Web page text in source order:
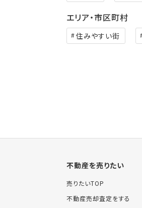
エリア・市区町村
住みやすい街
不動産を売りたい
売りたいTOP
不動産売却査定をする